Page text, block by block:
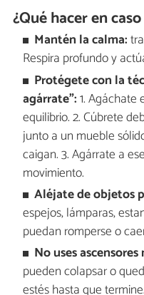
¿Qué hacer en
Mantén la calma:
Respira profundo y
Protégete con la
agárrate”:1. Agáchate
equilibrio. 2. Cúbrete
junto a un mueble
caigan. 3. Agárrate a
movimiento.
Aléjate de objetos
espejos, lámparas,
puedan romperse o
No uses ascensores
pueden colapsar o
estés hasta que termine.